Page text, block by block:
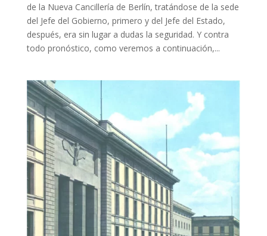
de la Nueva Cancillería de Berlín, tratándose de la sede
del Jefe del Gobierno, primero y del Jefe del Estado,
después, era sin lugar a dudas la seguridad. Y contra
todo pronóstico, como veremos a continuación,...